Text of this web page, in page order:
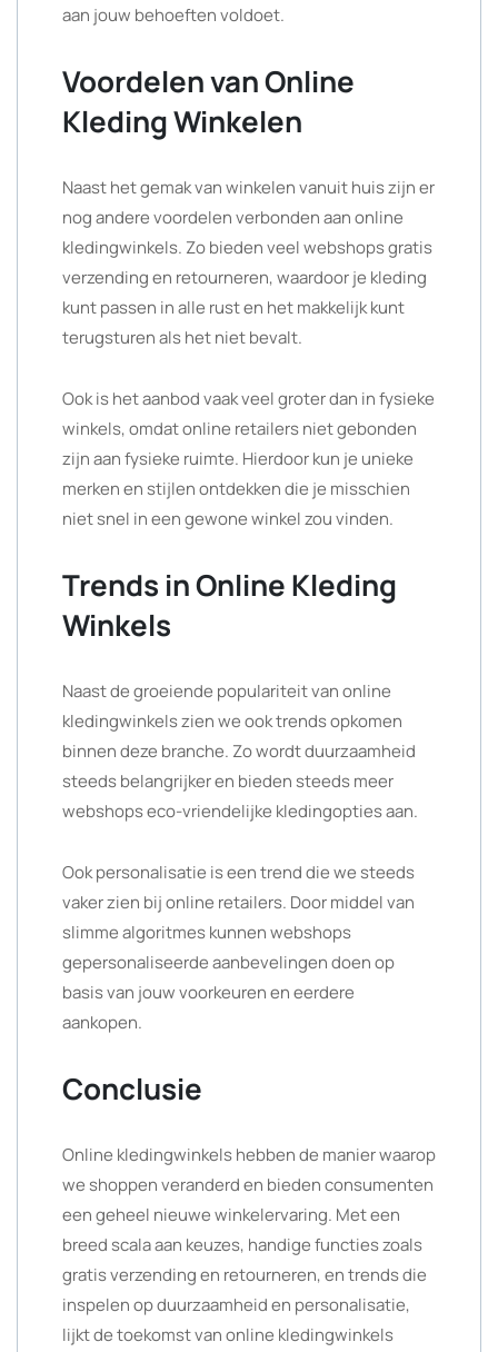
aan jouw behoeften voldoet.
Voordelen van Online
Kleding Winkelen
Naast het gemak van winkelen vanuit huis zijn er
nog andere voordelen verbonden aan online
kledingwinkels. Zo bieden veel webshops gratis
verzending en retourneren, waardoor je kleding
kunt passen in alle rust en het makkelijk kunt
terugsturen als het niet bevalt.
Ook is het aanbod vaak veel groter dan in fysieke
winkels, omdat online retailers niet gebonden
zijn aan fysieke ruimte. Hierdoor kun je unieke
merken en stijlen ontdekken die je misschien
niet snel in een gewone winkel zou vinden.
Trends in Online Kleding
Winkels
Naast de groeiende populariteit van online
kledingwinkels zien we ook trends opkomen
binnen deze branche. Zo wordt duurzaamheid
steeds belangrijker en bieden steeds meer
webshops eco-vriendelijke kledingopties aan.
Ook personalisatie is een trend die we steeds
vaker zien bij online retailers. Door middel van
slimme algoritmes kunnen webshops
gepersonaliseerde aanbevelingen doen op
basis van jouw voorkeuren en eerdere
aankopen.
Conclusie
Online kledingwinkels hebben de manier waarop
we shoppen veranderd en bieden consumenten
een geheel nieuwe winkelervaring. Met een
breed scala aan keuzes, handige functies zoals
gratis verzending en retourneren, en trends die
inspelen op duurzaamheid en personalisatie,
lijkt de toekomst van online kledingwinkels